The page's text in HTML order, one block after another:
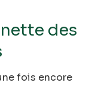
des
fois encore